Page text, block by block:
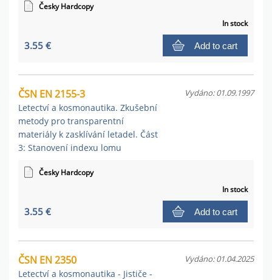
Česky Hardcopy
In stock
3.55 € Add to cart
ČSN EN 2155-3
Letectví a kosmonautika. Zkušební
metody pro transparentní
materiály k zasklívání letadel. Část
3: Stanovení indexu lomu
Vydáno: 01.09.1997
Česky Hardcopy
In stock
3.55 € Add to cart
ČSN EN 2350
Letectví a kosmonautika - Jističe -
Vydáno: 01.04.2025